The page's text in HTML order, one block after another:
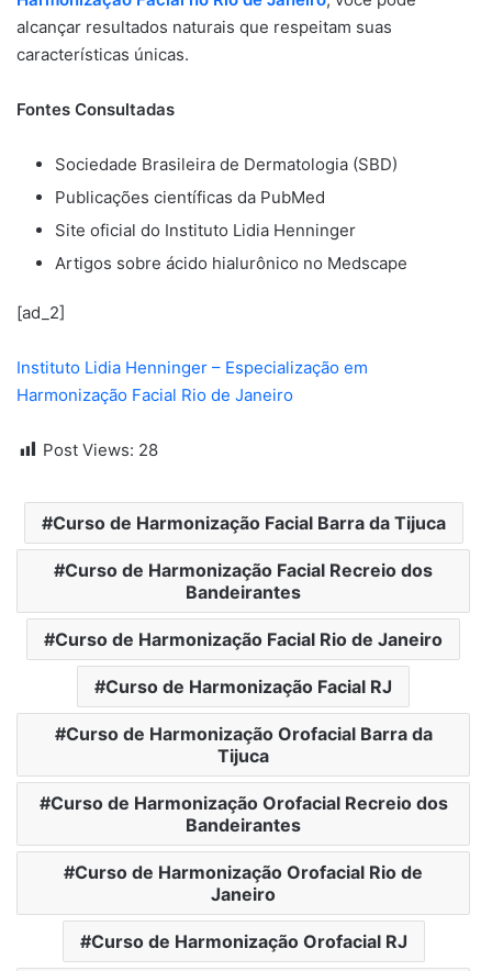
alcançar resultados naturais que respeitam suas
características únicas.
Fontes Consultadas
Sociedade Brasileira de Dermatologia (SBD)
Publicações científicas da PubMed
Site oficial do Instituto Lidia Henninger
Artigos sobre ácido hialurônico no Medscape
[ad_2]
Instituto Lidia Henninger – Especialização em
Harmonização Facial Rio de Janeiro
Post Views: 28
Curso de Harmonização Facial Barra da Tijuca
Curso de Harmonização Facial Recreio dos
Bandeirantes
Curso de Harmonização Facial Rio de Janeiro
Curso de Harmonização Facial RJ
Curso de Harmonização Orofacial Barra da
Tijuca
Curso de Harmonização Orofacial Recreio dos
Bandeirantes
Curso de Harmonização Orofacial Rio de
Janeiro
Curso de Harmonização Orofacial RJ